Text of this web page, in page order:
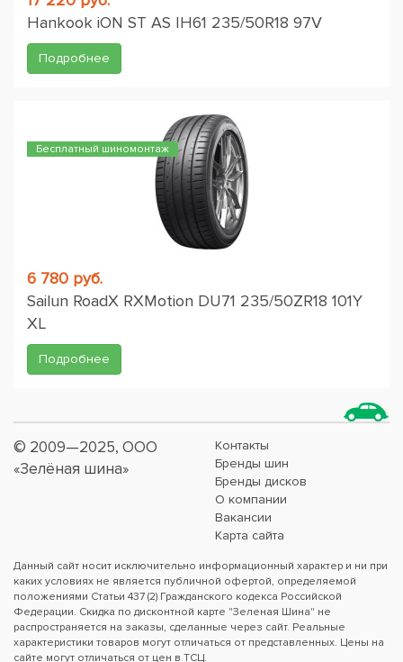
Hankook iON ST AS IH61 235/50R18 97V
Подробнее
Бесплатный шиномонтаж
6 780 руб.
Sailun RoadX RXMotion DU71 235/50ZR18 101Y
XL
Подробнее
© 2009—2025, ООО
«Зелёная шина»
Контакты
Бренды шин
Бренды дисков
О компании
Вакансии
Карта сайта
Данный сайт носит исключительно информационный характер и ни при
каких условиях не является публичной офертой, определяемой
положениями Статьи 437 (2) Гражданского кодекса Российской
Федерации. Скидка по дисконтной карте "Зеленая Шина" не
распространяется на заказы, сделанные через сайт. Реальные
характеристики товаров могут отличаться от представленных. Цены на
сайте могут отличаться от цен в ТСЦ.